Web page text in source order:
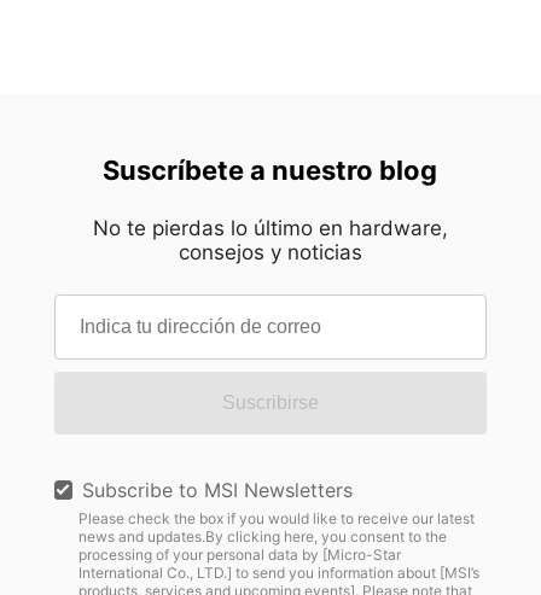
Suscríbete a nuestro blog
No te pierdas lo último en hardware,
consejos y noticias
Suscribirse
Subscribe to MSI Newsletters
Please check the box if you would like to receive our latest
news and updates.By clicking here, you consent to the
processing of your personal data by [Micro-Star
International Co., LTD.] to send you information about [MSI’s
products, services and upcoming events]. Please note that